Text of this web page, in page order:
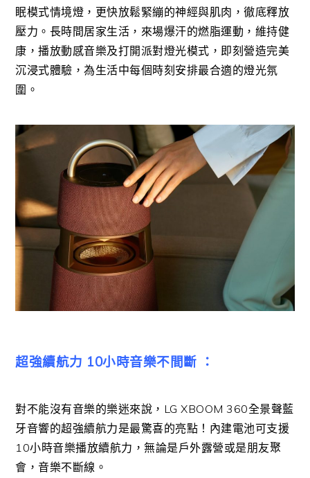
眠模式情境燈，更快放鬆緊繃的神經與肌肉，徹底釋放
壓力。長時間居家生活，來場爆汗的燃脂運動，維持健
康，播放動感音樂及打開派對燈光模式，即刻營造完美
沉浸式體驗，為生活中每個時刻安排最合適的燈光氛
圍。
超強續航力 10小時音樂不間斷 ：
對不能沒有音樂的樂迷來說，LG XBOOM 360全景聲藍
牙音響的超強續航力是最驚喜的亮點！內建電池可支援
10小時音樂播放續航力，無論是戶外露營或是朋友聚
會，音樂不斷線。